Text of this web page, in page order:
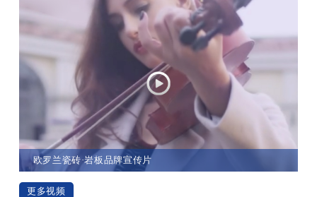
欧罗兰瓷砖·岩板品牌宣传片
更多视频